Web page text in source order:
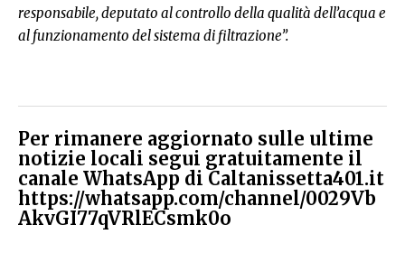
responsabile, deputato al controllo della qualità dell’acqua e
al funzionamento del sistema di filtrazione”.
Per rimanere aggiornato sulle ultime
notizie locali segui gratuitamente il
canale WhatsApp di Caltanissetta401.it
https://whatsapp.com/channel/0029Vb
AkvGI77qVRlECsmk0o